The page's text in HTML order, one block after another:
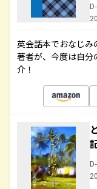
英会話本でおなじみ
著者が、今度は自
介！